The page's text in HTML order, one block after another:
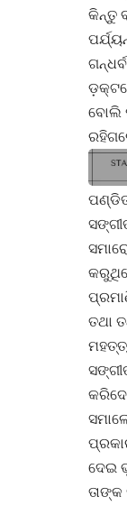
କିନ୍ତୁ
ବୋଲି
ତଥା
ଦେଇ